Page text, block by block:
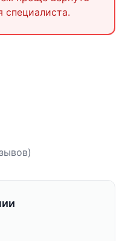
специалиста.